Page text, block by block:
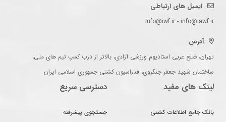
ایمیل های ارتباطی
info@iwf.ir - info@iawf.ir
آدرس
تهران، ضلع غربی استادیوم ورزشی آزادی، بالاتر از درب کمپ تیم های ملی،
ساختمان شهید جعفر جنگروی، فدراسیون کشتی جمهوری اسلامی ایران
لینک های مفید
بانک جامع اطلاعات کشتی
دسترسی سریع
جستجوی پیشرفته